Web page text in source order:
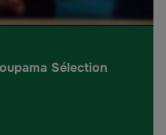
Sélection